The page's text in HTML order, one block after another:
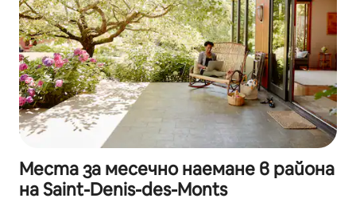
Места за месечно наемане в района
на Saint-Denis-des-Monts